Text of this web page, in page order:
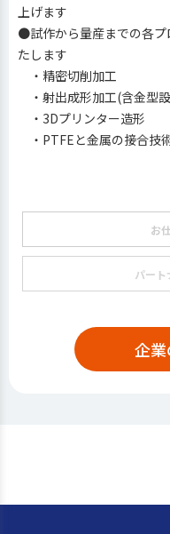
上げます
●試作から量産までの各プ
たします
・精密切削加工
・射出成形加工(含金型
・3Dプリンター造形
・PTFEと金属の接合技
お
パート
企